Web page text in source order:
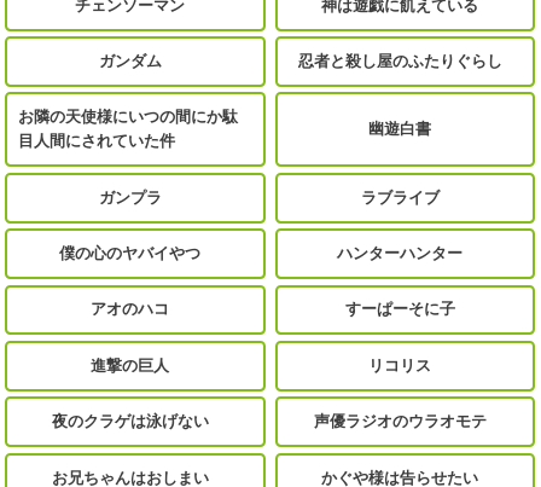
チェンソーマン 神は遊戯に飢えている
ガンダム 忍者と殺し屋のふたりぐらし
お隣の天使様にいつの間にか駄
目人間にされていた件
幽遊白書
ガンプラ ラブライブ
僕の心のヤバイやつ ハンターハンター
アオのハコ すーぱーそに子
進撃の巨人 リコリス
夜のクラゲは泳げない 声優ラジオのウラオモテ
お兄ちゃんはおしまい かぐや様は告らせたい